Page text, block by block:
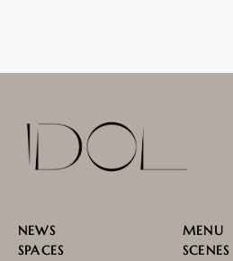
NEWS
MENU
SPACES
SCENES